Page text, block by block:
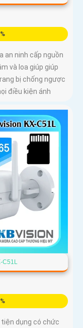
an ninh cấp nguồn
và loa giúp giúp
bị chống ngược
điều kiện ánh
C51L
tiện dụng có chức